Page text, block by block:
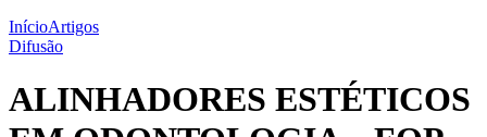
InícioArtigos
Difusão
ALINHADORES ESTÉTICOS